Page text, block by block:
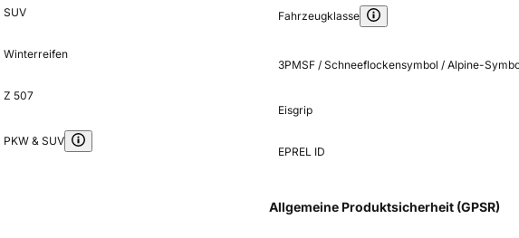
SUV
Winterreifen
Z 507
PKW & SUV
Fahrzeugklasse
3PMSF / Schneeflockensymbol / Alpine-
Eisgrip
EPREL ID
Allgemeine Produktsicherheit (GPSR)